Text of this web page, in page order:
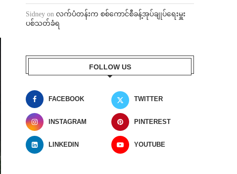
Sidney on လက်ပံတန်းက စစ်ကောင်စီခန့်အုပ်ချုပ်ရေးမှူး
ပစ်သတ်ခံရ
FOLLOW US
FACEBOOK TWITTER
INSTAGRAM PINTEREST
LINKEDIN YOUTUBE